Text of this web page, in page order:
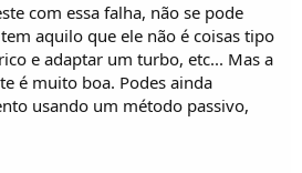
com essa falha, não se pode
aquilo que ele não é coisas tipo
e adaptar um turbo, etc... Mas a
é muito boa. Podes ainda
usando um método passivo,